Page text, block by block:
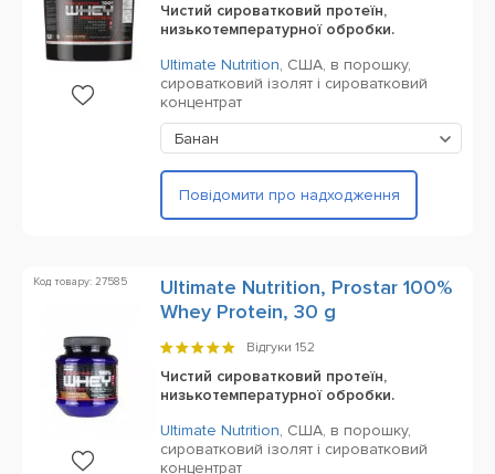
Чистий сироватковий протеїн,
низькотемпературної обробки.
Ultimate Nutrition, США, в порошку,
сироватковий ізолят і сироватковий
концентрат
Банан
Повідомити про надходження
Код товару: 27585
Ultimate Nutrition, Prostar 100%
Whey Protein, 30 g
Відгуки 152
Чистий сироватковий протеїн,
низькотемпературної обробки.
Ultimate Nutrition, США, в порошку,
сироватковий ізолят і сироватковий
концентрат